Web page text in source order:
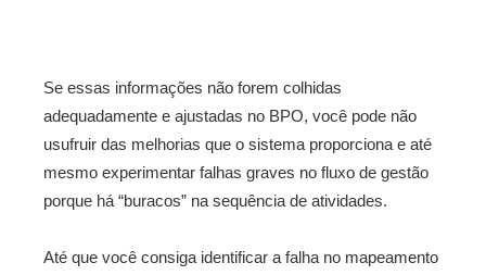
Se essas informações não forem colhidas
adequadamente e ajustadas no BPO, você pode não
usufruir das melhorias que o sistema proporciona e até
mesmo experimentar falhas graves no fluxo de gestão
porque há “buracos” na sequência de atividades.
Até que você consiga identificar a falha no mapeamento